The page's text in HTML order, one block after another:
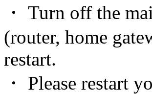
・ Turn off the
(router, home
restart.
・ Please restart